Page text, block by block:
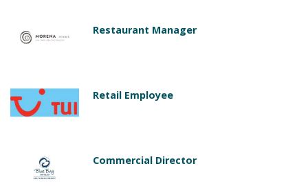
Restaurant Manager
Retail Employee
Commercial Director